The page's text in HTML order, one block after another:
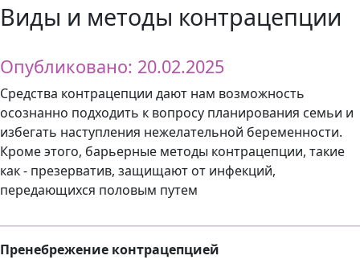
Виды и методы контрацепции
Опубликовано: 20.02.2025
Средства контрацепции дают нам возможность
осознанно подходить к вопросу планирования семьи и
избегать наступления нежелательной беременности.
Кроме этого, барьерные методы контрацепции, такие
как - презерватив, защищают от инфекций,
передающихся половым путем
Пренебрежение контрацепцией